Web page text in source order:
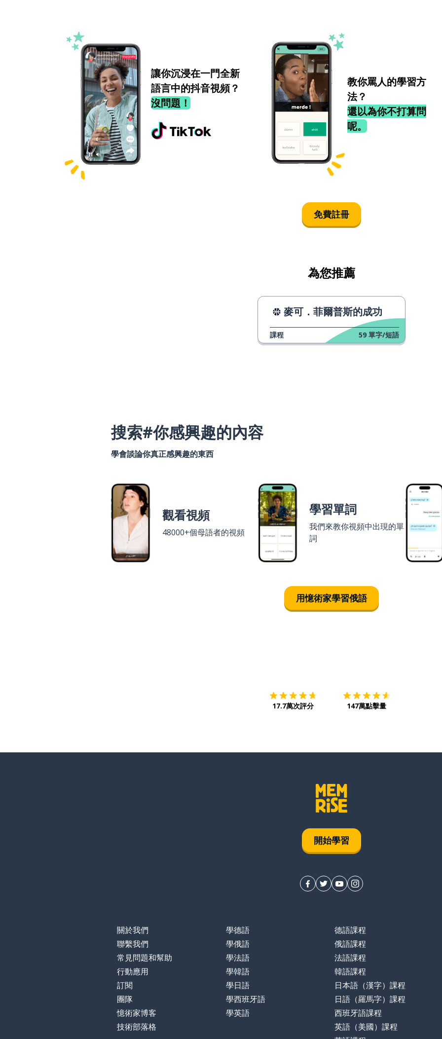
讓你沉浸在一門全新
語言中的抖音視頻？
沒問題！
教你罵人的學習方
法？
還以為你不打算問
呢。
免費註冊
為您推薦
麥可．菲爾普斯的成功
課程 59 單字/短語
搜索#你感興趣的內容
學會談論你真正感興趣的東西
觀看視頻
48000+個母語者的視頻
學習單詞
我們來教你視頻中出現的單
詞
用憶術家學習俄語
17.7萬次評分 147萬點擊量
開始學習
關於我們
聯繫我們
常見問題和幫助
行動應用
訂閱
團隊
憶術家博客
技術部落格
學德語
學俄語
學法語
學韓語
學日語
學西班牙語
學英語
德語課程
俄語課程
法語課程
韓語課程
日本語（漢字）課程
日語（羅馬字）課程
西班牙語課程
英語（美國）課程